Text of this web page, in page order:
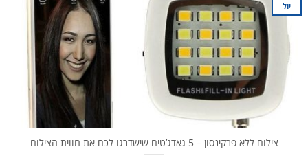
צילום ללא פרקינסון – 5 גאדג’טים שישדרגו לכם את חווית הצילום
יול